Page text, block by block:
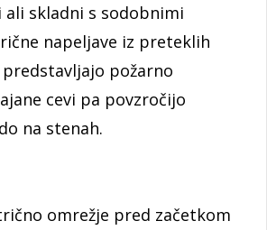
ali skladni s sodobnimi
napeljave iz preteklih
požarno
cevi pa povzročijo
na stenah.
omrežje pred začetkom